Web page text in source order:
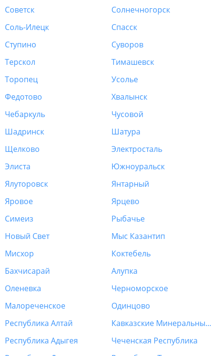
Советск
Солнечногорск
Соль-Илецк
Спасск
Ступино
Суворов
Терскол
Тимашевск
Торопец
Усолье
Федотово
Хвалынск
Чебаркуль
Чусовой
Шадринск
Шатура
Щелково
Электросталь
Элиста
Южноуральск
Ялуторовск
Янтарный
Яровое
Ярцево
Симеиз
Рыбачье
Новый Свет
Мыс Казантип
Мисхор
Коктебель
Бахчисарай
Алупка
Оленевка
Черноморское
Малореченское
Одинцово
Республика Алтай
Кавказские Минеральные Воды
Республика Адыгея
Чеченская Республика